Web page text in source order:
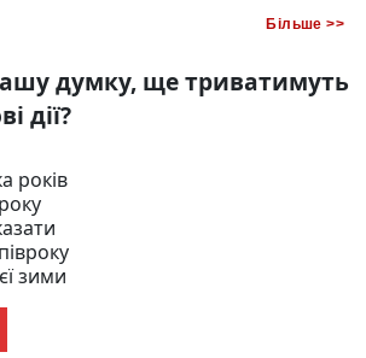
Більше >>
думку, ще триватимуть
дії?
років
зими